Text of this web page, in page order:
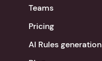
Teams
Pricing
AI Rules generation